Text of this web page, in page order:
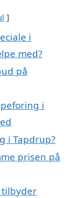
i
med?
på
i
i Tapdrup?
prisen på
tilbyder